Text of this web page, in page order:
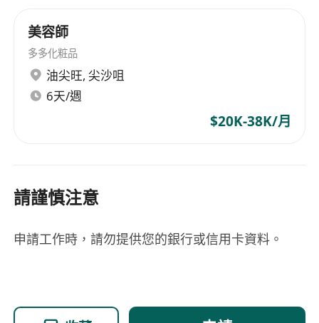
美容師
多多化粧品
油尖旺, 尖沙咀
6天/週
$20K-38K/月
請謹慎注意
申請工作時，請勿提供您的銀行或信用卡資料。